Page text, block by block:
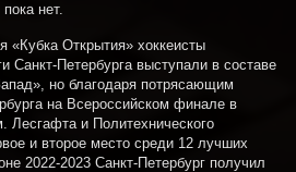
нет.
«Кубка Открытия» хоккеисты
Санкт-Петербурга выступали в составе
но благодаря потрясающим
на Всероссийском финале в
Лесгафта и Политехнического
и второе место среди 12 лучших
2022-2023 Санкт-Петербург получил